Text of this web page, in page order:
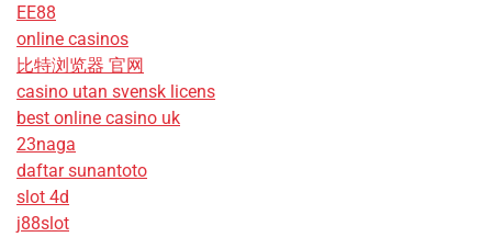
EE88
online casinos
比特浏览器 官网
casino utan svensk licens
best online casino uk
23naga
daftar sunantoto
slot 4d
j88slot